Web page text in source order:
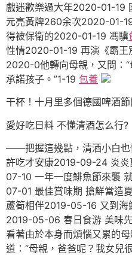
戲迷歡樂過大年2020-01-19
元亮黃牌260余次2020-01-
得被保衛的2020-01-19 馮驥
性情2020-01-19 再演《霸王
2020-0他轉向母親，又問：
承諾孩子。”1-19 包養
干杯！十月里多個德國啤酒
愛好吃日料 不懂清酒怎么行?
——把握這幾點，清酒小白
許吃才安康2019-09-24 炎
07-10 一年一度鯡魚節來襲
07-01 最佳賞味期 搶鮮當造
蘆筍相伴2019-05-16 又到海
2019-05-06 春日食游 美味
看著由於本身而煩惱又累的
道：“母親，爸爸呢？我女兒